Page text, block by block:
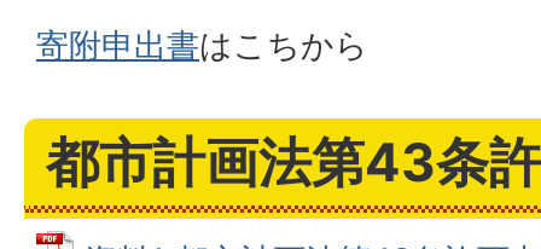
寄附申出書はこちから
都市計画法第43条